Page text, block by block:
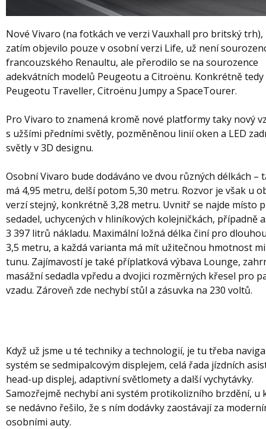
Nové Vivaro (na fotkách ve verzi Vauxhall pro britský
zatím objevilo pouze v osobní verzi Life, už není
francouzského Renaultu, ale přerodilo se na sourozence
adekvátních modelů Peugeotu a Citroënu. Konkrétně tedy
Peugeotu Traveller, Citroënu Jumpy a SpaceTourer.
Pro Vivaro to znamená kromě nové platformy taky nový
s užšími předními světly, pozměněnou linií oken a LED
světly v 3D designu.
Osobní Vivaro bude dodáváno ve dvou různých délkách –
má 4,95 metru, delší potom 5,30 metru. Rozvor je však u
verzí stejný, konkrétně 3,28 metru. Uvnitř se najde místo
sedadel, uchycených v hliníkových kolejničkách, případně
3 397 litrů nákladu. Maximální ložná délka činí pro
3,5 metru, a každá varianta má mít užitečnou hmotnost
tunu. Zajímavostí je také příplatková výbava Lounge,
masážní sedadla vpředu a dvojici rozměrných křesel pro
vzadu. Zároveň zde nechybí stůl a zásuvka na 230 voltů.
Když už jsme u té techniky a technologií, je tu třeba
systém se sedmipalcovým displejem, celá řada jízdních
head-up displej, adaptivní světlomety a další vychytávky.
Samozřejmě nechybí ani systém protikolizního brzdění, u
se nedávno řešilo, že s ním dodávky zaostávají za
osobními auty.